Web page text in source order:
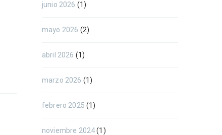
junio 2026 (1)
mayo 2026 (2)
abril 2026 (1)
marzo 2026 (1)
febrero 2025 (1)
noviembre 2024(1)